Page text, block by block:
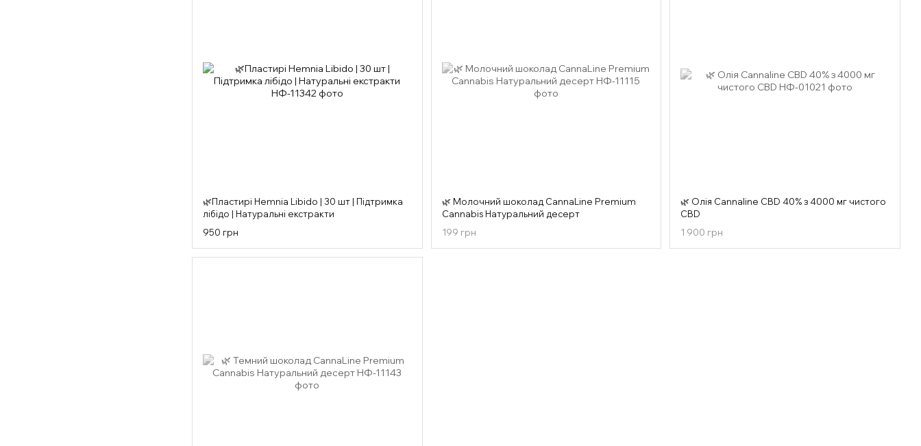
🌿Пластирі Hemnia Libido | 30 шт | Підтримка
лібідо | Натуральні екстракти
950 грн
🌿 Молочний шоколад CannaLine Premium
Cannabis Натуральний десерт
199 грн
🌿 Олія Cannaline CBD 40% з 4000 мг чистого
CBD
1 900 грн